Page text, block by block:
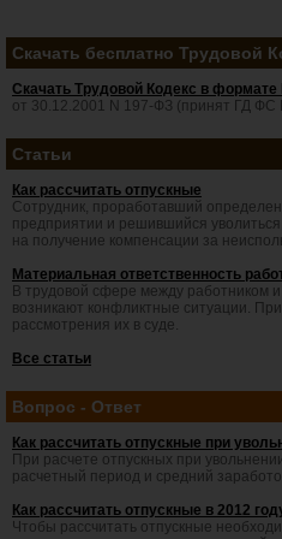
Скачать бесплатно Трудовой
Скачать Трудовой Кодекс в формате
от 30.12.2001 N 197-ФЗ (принят ГД ФС
Статьи
Как рассчитать отпускные
Сотрудник, проработавший
предприятии и решившийся
на получение компенсации за
Материальная ответственность
В трудовой сфере между работником
возникают конфликтные ситуации.
рассмотрения их в суде.
Все статьи
Вопрос - Ответ
Как рассчитать отпускные при
При расчете отпускных при
расчетный период и средний
Как рассчитать отпускные в 2012
Чтобы рассчитать отпускные